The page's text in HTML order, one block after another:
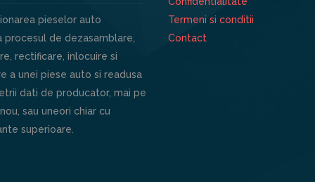
pieselor auto
procesul de dezasamblare,
rectificare, inlocuire si
a unei piese auto si readusa
dati de producator, mai pe
sau uneori chiar cu
superioare.
Termeni si conditii
Contact